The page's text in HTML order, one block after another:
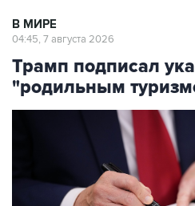
В МИРЕ
04:45, 7 августа 2026
Трамп подписал
"родильным